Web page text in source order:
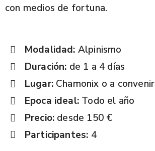
con medios de fortuna.
Modalidad: Alpinismo
Duración: de 1 a 4 días
Lugar: Chamonix o a convenir
Epoca ideal: Todo el año
Precio: desde 150 €
Participantes: 4